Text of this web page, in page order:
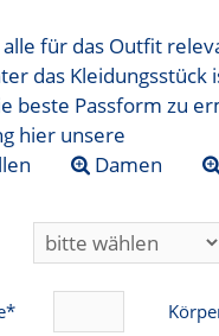
für das Outfit
das
beste Passform zu
hier unsere
Damen